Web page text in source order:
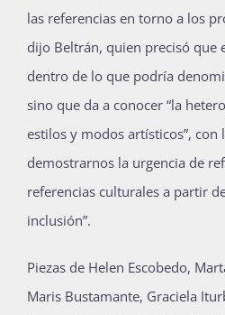
las referencias en torno a los
dijo Beltrán, quien precisó que
dentro de lo que podría
sino que da a conocer “la
estilos y modos artísticos”, con
demostrarnos la urgencia de
referencias culturales a partir
inclusión”.
Piezas de Helen Escobedo,
Maris Bustamante, Graciela